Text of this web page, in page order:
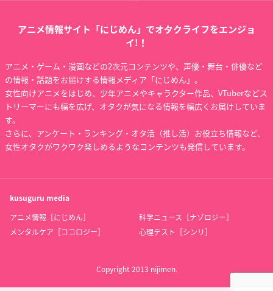
アニメ情報サイト「にじめん」でオタクライフをエンジョ
イ!！
アニメ・ゲーム・漫画などの2次元コンテンツや、声優・舞台・俳優など
の情報・話題をお届けする情報メディア「にじめん」。
女性向けアニメをはじめ、少年アニメやキャラクター作品、VTuberなどス
トリーマーにも幅を広げ、オタクが気になる情報を幅広くお届けしていま
す。
さらに、アンケート・ランキング・オタ活（推し活）お役立ち情報など、
女性オタクがワクワク楽しめるようなコンテンツも発信しています。
kusuguru media
アニメ情報［にじめん］
科学ニュース［ナゾロジー］
メンタルケア［ココロジー］
心理テスト［シンリ］
Copyright 2013 nijimen.